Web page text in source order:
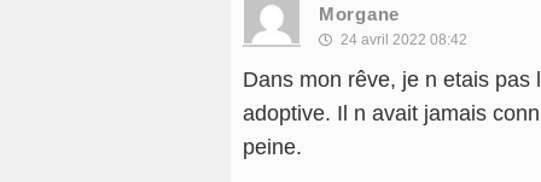
Morgane
24 avril 2022 08:42
Dans mon rêve, je n etais
adoptive. Il n avait jamais
peine.